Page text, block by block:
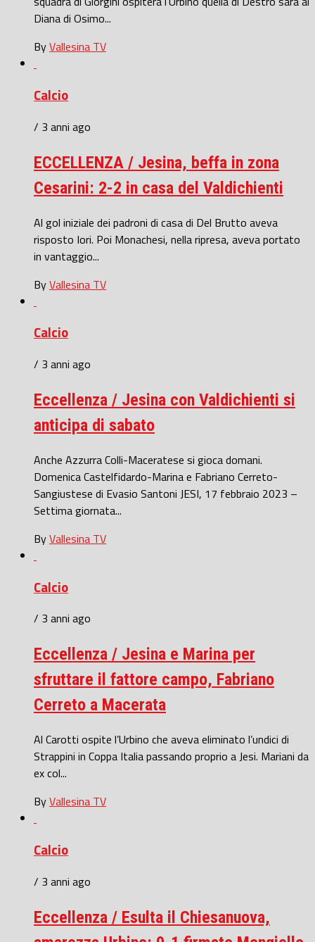
Diana di Osimo...
ByVallesina TV
Calcio
/ 3 anni ago
ECCELLENZA / Jesina, beffa in zona
Cesarini: 2-2 in casa del Valdichienti
Al gol iniziale dei padroni di casa di Del Brutto aveva
risposto Iori. Poi Monachesi, nella ripresa, aveva portato
in vantaggio...
ByVallesina TV
Calcio
/ 3 anni ago
Eccellenza / Jesina con Valdichienti si
anticipa di sabato
Anche Azzurra Colli-Maceratese si gioca domani.
Domenica Castelfidardo-Marina e Fabriano Cerreto-
Sangiustese di Evasio Santoni JESI, 17 febbraio 2023 –
Settima giornata...
ByVallesina TV
Calcio
/ 3 anni ago
Eccellenza / Jesina e Marina per
sfruttare il fattore campo, Fabriano
Cerreto a Macerata
Al Carotti ospite l’Urbino che aveva eliminato l’undici di
Strappini in Coppa Italia passando proprio a Jesi. Mariani da
ex col...
ByVallesina TV
Calcio
/ 3 anni ago
Eccellenza / Esulta il Chiesanuova,